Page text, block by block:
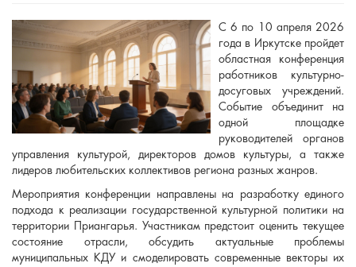
С 6 по 10 апреля 2026
года в Иркутске пройдет
областная конференция
работников культурно-
досуговых учреждений.
Событие объединит на
одной площадке
руководителей органов
управления культурой, директоров домов культуры, а также
лидеров любительских коллективов региона разных жанров.
Мероприятия конференции направлены на разработку единого
подхода к реализации государственной культурной политики на
территории Приангарья. Участникам предстоит оценить текущее
состояние отрасли, обсудить актуальные проблемы
муниципальных КДУ и смоделировать современные векторы их